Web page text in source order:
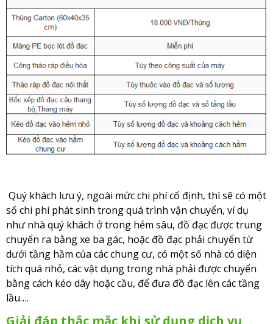
Quý khách lưu ý, ngoài mức chi phí cố định, thì sẽ có một
số chi phí phát sinh trong quá trình vận chuyển, ví dụ
như nhà quý khách ở trong hẻm sâu, đồ đạc được trung
chuyển ra bằng xe ba gác, hoặc đồ đạc phải chuyển từ
dưới tầng hầm của các chung cư, có một số nhà có diện
tích quá nhỏ, các vật dụng trong nhà phải được chuyển
bằng cách kéo dây hoặc cầu, để đưa đồ đạc lên các tầng
lầu….
Giải đáp thắc mắc khi sử dụng dịch vụ